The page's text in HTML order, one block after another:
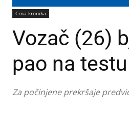
Crna kronika
Vozač (26)
pao na
Za počinjene prekršaje